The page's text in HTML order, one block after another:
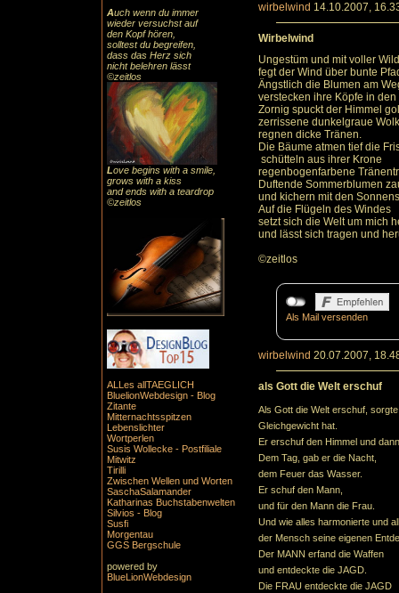
Auch wenn du immer
wieder versuchst auf
den Kopf hören,
solltest du begreifen,
dass das Herz sich
nicht belehren lässt
©zeitlos
Love begins with a smile,
grows with a kiss
and ends with a teardrop
©zeitlos
ALLes allTAEGLICH
BluelionWebdesign - Blog
Zitante
Mitternachtsspitzen
Lebenslichter
Wortperlen
Susis Wollecke - Postfiliale
Mitwitz
Tirilli
Zwischen Wellen und Worten
SaschaSalamander
Katharinas Buchstabenwelten
Silvios - Blog
Susfi
Morgentau
GGS Bergschule
powered by
BlueLionWebdesign
wirbelwind 14.10.2007,
Wirbelwind
Ungestüm und mit voller
fegt der Wind über bunte
Ängstlich die Blumen am
verstecken ihre Köpfe in
Zornig spuckt der Himmel
zerrissene dunkelgraue
regnen dicke Tränen.
Die Bäume atmen tief die
schütteln aus ihrer Krone
regenbogenfarbene
Duftende Sommerblumen
und kichern mit den
Auf die Flügeln des Windes
setzt sich die Welt um mich
und lässt sich tragen und
©zeitlos
Als Mail versenden
wirbelwind 20.07.2007,
als Gott die Welt erschuf
Als Gott die Welt erschuf,
Gleichgewicht hat.
Er erschuf den Himmel und
Dem Tag, gab er die Nacht,
dem Feuer das Wasser.
Er schuf den Mann,
und für den Mann die Frau.
Und wie alles harmonierte und
der Mensch seine eigenen
Der MANN erfand die Waffen
und entdeckte die JAGD.
Die FRAU entdeckte die JAGD